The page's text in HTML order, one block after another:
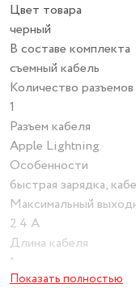
Цвет товара
черный
В составе комплекта
съемный кабель
Количество разъемов
1
Разъем кабеля
Apple Lightning
Особенности
быстрая зарядка,
Максимальный
2.4 А
Длина кабеля
1 м
Показать полностью